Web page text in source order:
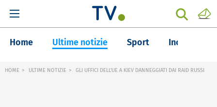
Home Ultime notizie Sport Inchieste
HOME ULTIME NOTIZIE GLI UFFICI DELL'UE A KIEV DANNEGGIATI DAI RAID RUSSI